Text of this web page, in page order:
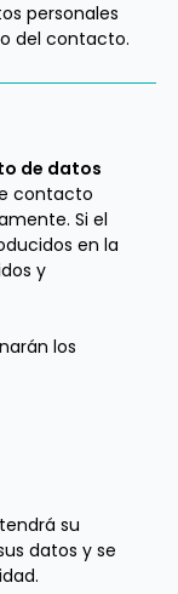
personales
del contacto.
de datos
contacto
Si el
en la
y
los
su
datos y se